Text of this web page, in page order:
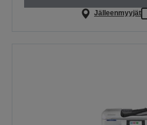
Jälleenmyyjät